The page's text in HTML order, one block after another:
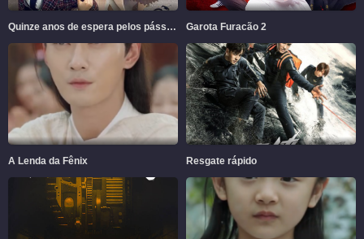
Quinze anos de espera pelos pássaros migratórios Garota Furacão 2
A Lenda da Fênix Resgate rápido